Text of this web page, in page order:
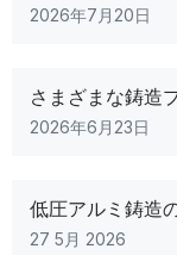
2026年7月20日
さまざまな鋳造
2026年6月23日
低圧アルミ鋳造
27 5月 2026